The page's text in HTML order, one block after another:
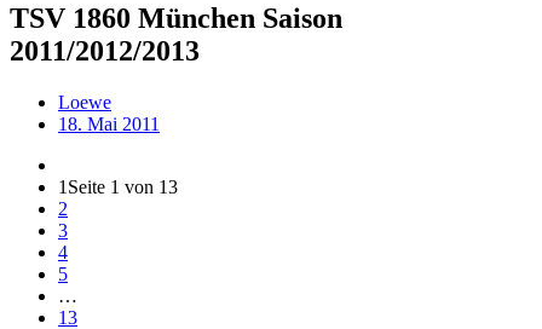
TSV 1860 München Saison
2011/2012/2013
Loewe
18. Mai 2011
1 Seite 1 von 13
2
3
4
5
…
13